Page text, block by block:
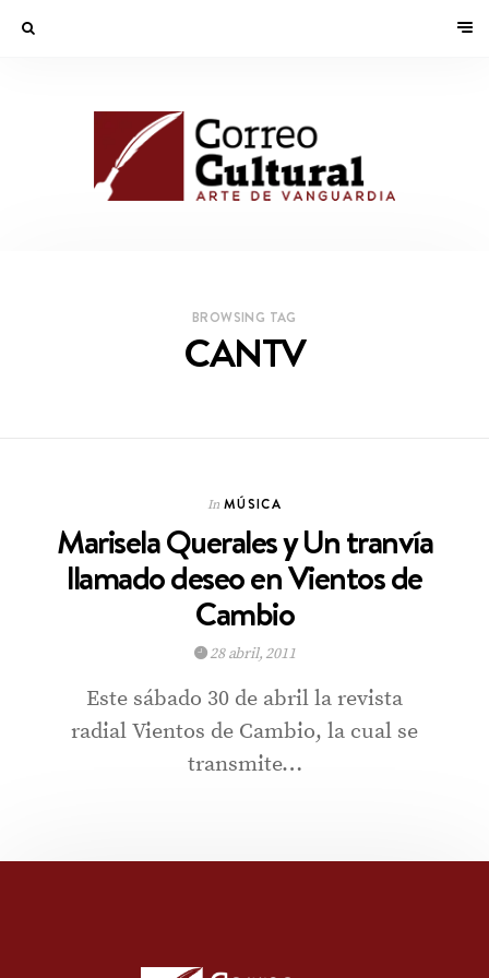
BROWSING TAG
CANTV
In MÚSICA
Marisela Querales y Un tranvía
llamado deseo en Vientos de
Cambio
28 abril, 2011
Este sábado 30 de abril la revista
radial Vientos de Cambio, la cual se
transmite…